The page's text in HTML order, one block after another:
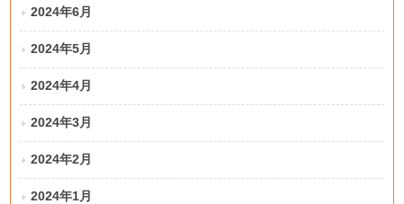
2024年6月
2024年5月
2024年4月
2024年3月
2024年2月
2024年1月